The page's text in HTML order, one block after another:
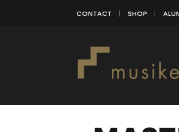
CONTACT SHOP